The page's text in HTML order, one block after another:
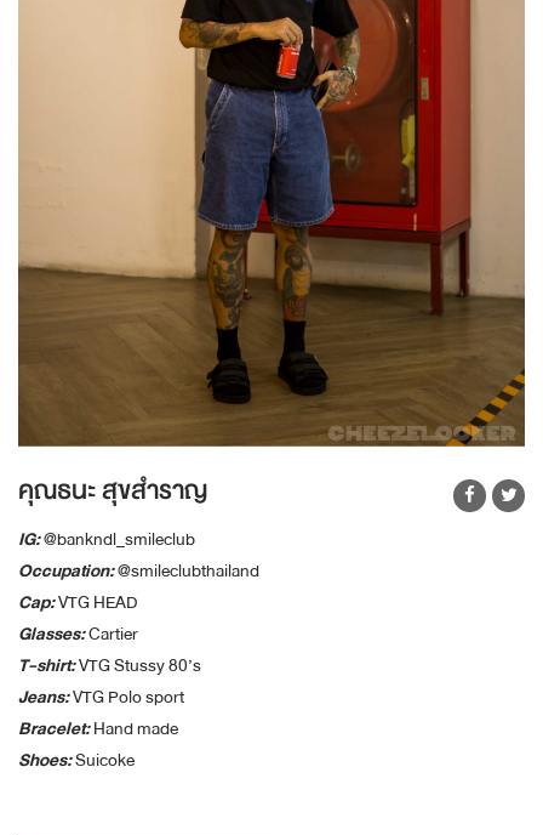
คุณธนะ สุขสำราญ
IG:@bankndl_smileclub
Occupation:@smileclubthailand
Cap:VTG HEAD
Glasses:Cartier
T-shirt:VTG Stussy 80’s
Jeans:VTG Polo sport
Bracelet:Hand made
Shoes:Suicoke